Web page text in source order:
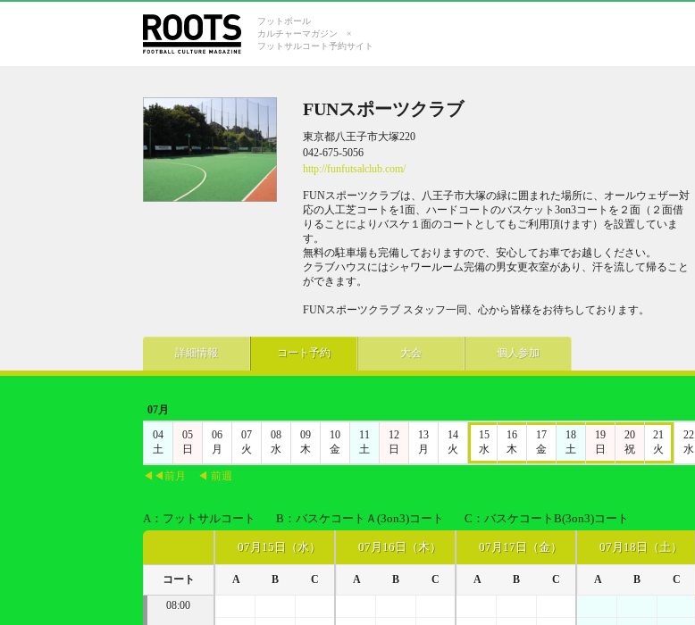
フットボール
カルチャーマガジン ×
フットサルコート予約サイト
FUNスポーツクラブ
東京都八王子市大塚220
042-675-5056
http://funfutsalclub.com/
FUNスポーツクラブは、八王子市大塚の緑に囲まれた場所に、オールウェザー対
応の人工芝コートを1面、ハードコートのバスケット3on3コートを２面（２面借
りることによりバスケ１面のコートとしてもご利用頂けます）を設置していま
す。
無料の駐車場も完備しておりますので、安心してお車でお越しください。
クラブハウスにはシャワールーム完備の男女更衣室があり、汗を流して帰ること
ができます。
FUNスポーツクラブ スタッフ一同、心から皆様をお待ちしております。
詳細情報 コート予約 大会 個人参加
07月
04
土
05
日
06
月
07
火
08
水
09
木
10
金
11
土
12
日
13
月
14
火
15
水
16
木
17
金
18
土
19
日
20
祝
21
火
22
水
◀◀前月 ◀ 前週
A：フットサルコート B：バスケコートＡ(3on3)コート C：バスケコートB(3on3)コート
コート
07月15日（水）
A B C
07月16日（木）
A B C
07月17日（金）
A B C
07月18日（土）
A B C
08:00